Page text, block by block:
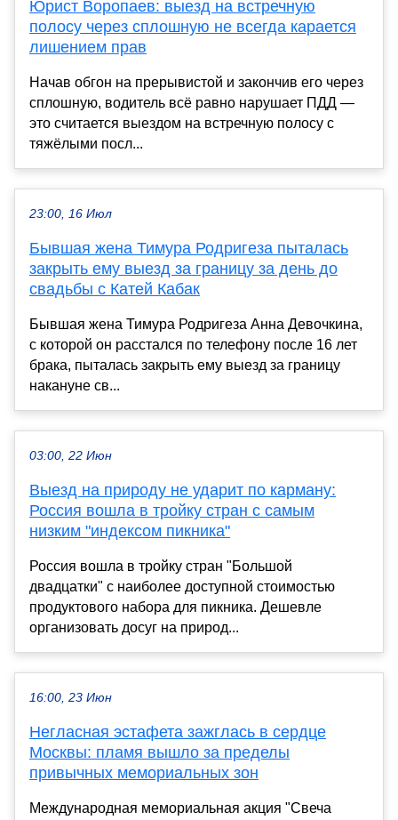
Юрист Воропаев: выезд на встречную
полосу через сплошную не всегда карается
лишением прав
Начав обгон на прерывистой и закончив его через
сплошную, водитель всё равно нарушает ПДД —
это считается выездом на встречную полосу с
тяжёлыми посл...
23:00, 16 Июл
Бывшая жена Тимура Родригеза пыталась
закрыть ему выезд за границу за день до
свадьбы с Катей Кабак
Бывшая жена Тимура Родригеза Анна Девочкина,
с которой он расстался по телефону после 16 лет
брака, пыталась закрыть ему выезд за границу
накануне св...
03:00, 22 Июн
Выезд на природу не ударит по карману:
Россия вошла в тройку стран с самым
низким "индексом пикника"
Россия вошла в тройку стран "Большой
двадцатки" с наиболее доступной стоимостью
продуктового набора для пикника. Дешевле
организовать досуг на природ...
16:00, 23 Июн
Негласная эстафета зажглась в сердце
Москвы: пламя вышло за пределы
привычных мемориальных зон
Международная мемориальная акция "Свеча